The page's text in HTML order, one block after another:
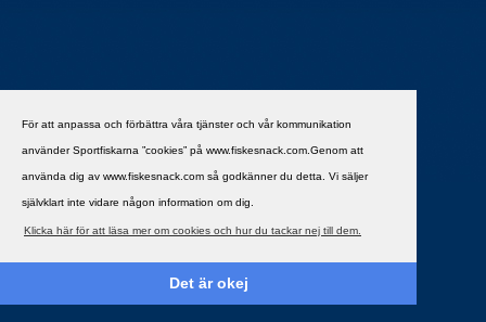
För att anpassa och förbättra våra tjänster och vår kommunikation
använder Sportfiskarna ”cookies” på www.fiskesnack.com.Genom att
använda dig av www.fiskesnack.com så godkänner du detta. Vi säljer
självklart inte vidare någon information om dig.
Klicka här för att läsa mer om cookies och hur du tackar nej till dem.
Det är okej